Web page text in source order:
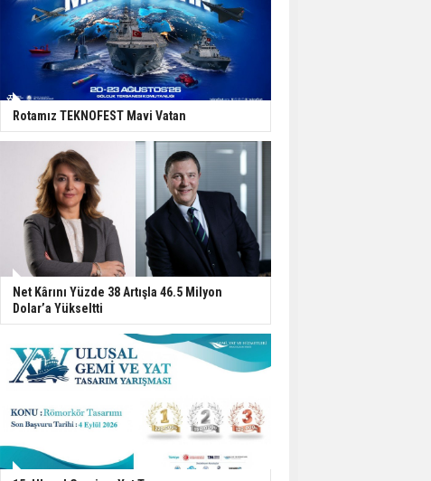
Rotamız TEKNOFEST Mavi Vatan
Net Kârını Yüzde 38 Artışla 46.5 Milyon
Dolar’a Yükseltti